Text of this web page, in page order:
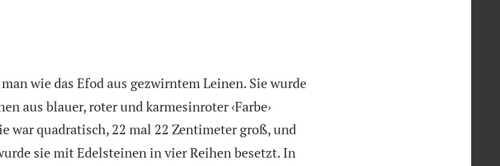
wie das Efod aus gezwirntem Leinen. Sie wurde
aus blauer, roter und karmesinroter ‹Farbe›
war quadratisch, 22 mal 22 Zentimeter groß, und
sie mit Edelsteinen in vier Reihen besetzt. In